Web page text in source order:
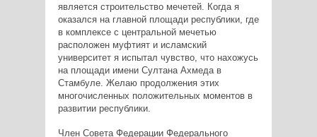
является строительство мечетей. Когда я
оказался на главной площади республики, где
в комплексе с центральной мечетью
расположен муфтият и исламский
университет я испытал чувство, что нахожусь
на площади имени Султана Ахмеда в
Стамбуле. Желаю продолжения этих
многочисленных положительных моментов в
развитии республики.
Член Совета Федерации Федерального